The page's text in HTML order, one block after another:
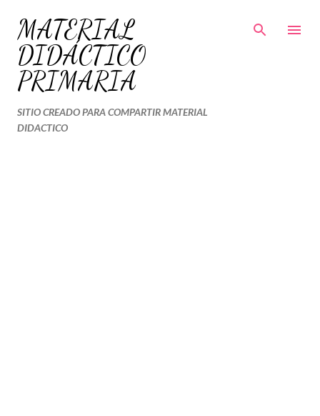
Ir al contenido principal
MATERIAL
DIDÁCTICO
PRIMARIA
SITIO CREADO PARA COMPARTIR MATERIAL
DIDACTICO